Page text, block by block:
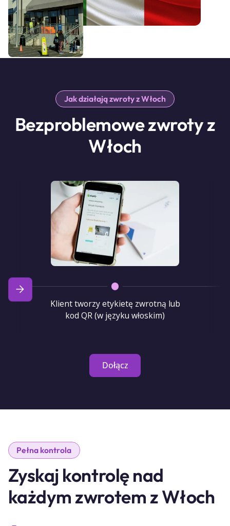
Jak działają zwroty z Włoch
Bezproblemowe zwroty z
Włoch
Klient tworzy etykietę zwrotną lub
kod QR (w języku włoskim)
Dołącz
Pełna kontrola
Zyskaj kontrolę nad
każdym zwrotem z Włoch